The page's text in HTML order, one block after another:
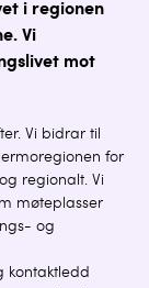
i regionen
Vi
mot
Vi bidrar til
for
regionalt. Vi
møteplasser
og
kontaktledd